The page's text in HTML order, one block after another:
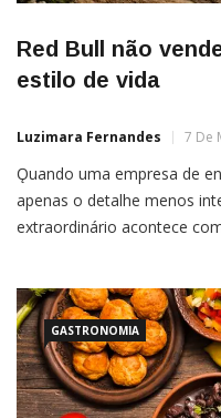
Red Bull não
estilo de vida
Luzimara Fernandes 7 De
Ǫuando uma empresa de
apenas o detalhe menos
extraordinário acontece
cadeira pela manhã: o que
GASTRONOMIA